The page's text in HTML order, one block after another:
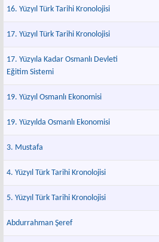
16. Yüzyıl Türk Tarihi Kronolojisi
17. Yüzyıl Türk Tarihi Kronolojisi
17. Yüzyıla Kadar Osmanlı Devleti
Eğitim Sistemi
19. Yüzyıl Osmanlı Ekonomisi
19. Yüzyılda Osmanlı Ekonomisi
3. Mustafa
4. Yüzyıl Türk Tarihi Kronolojisi
5. Yüzyıl Türk Tarihi Kronolojisi
Abdurrahman Şeref